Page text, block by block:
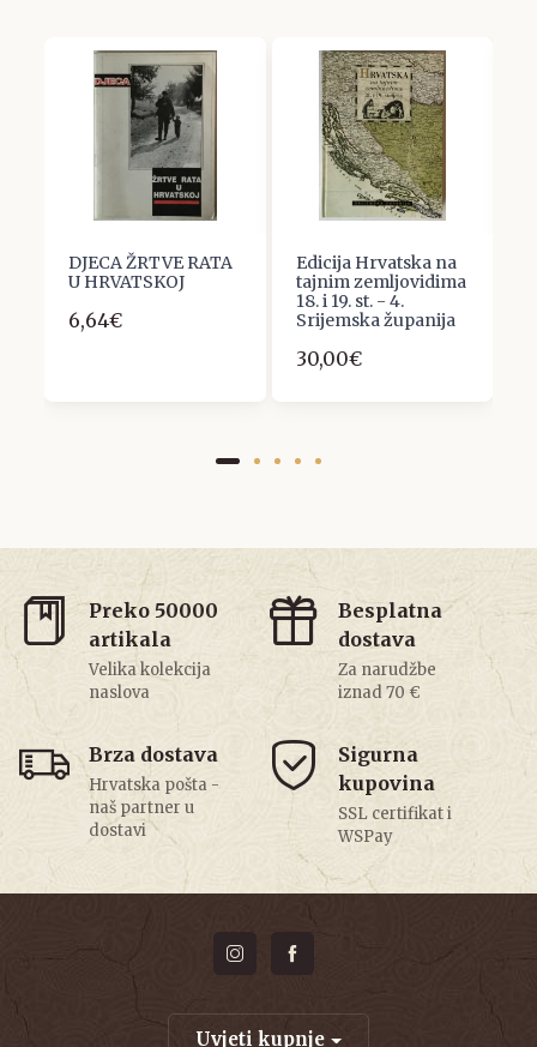
DJECA ŽRTVE RATA
U HRVATSKOJ
6,64€
Edicija Hrvatska na
tajnim zemljovidima
18. i 19. st. - 4.
Srijemska županija
30,00€
Preko 50000
artikala
Velika kolekcija
naslova
Besplatna
dostava
Za narudžbe
iznad 70 €
Brza dostava
Hrvatska pošta -
naš partner u
dostavi
Sigurna
kupovina
SSL certifikat i
WSPay
Uvjeti kupnje